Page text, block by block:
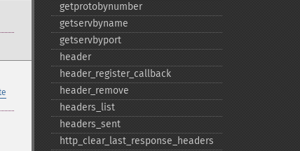
getprotobynumber
getservbyname
getservbyport
header
header_​register_​callback
header_​remove
headers_​list
headers_​sent
http_​clear_​last_​response_​headers